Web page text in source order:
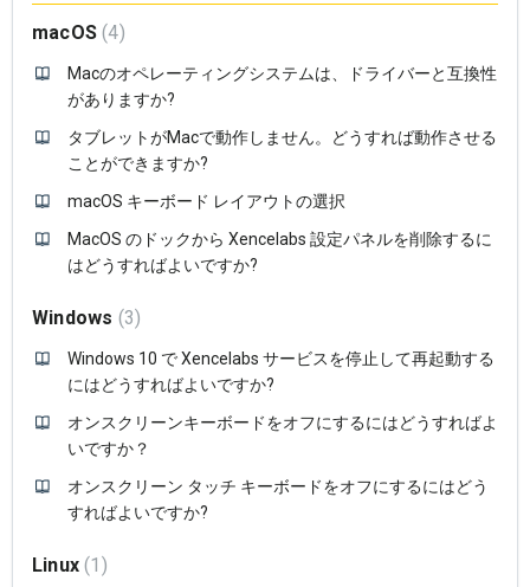
macOS 4
Macのオペレーティングシステムは、ドライバーと互換性
がありますか?
タブレットがMacで動作しません。どうすれば動作させる
ことができますか?
macOS キーボード レイアウトの選択
MacOS のドックから Xencelabs 設定パネルを削除するに
はどうすればよいですか?
Windows 3
Windows 10 で Xencelabs サービスを停止して再起動する
にはどうすればよいですか?
オンスクリーンキーボードをオフにするにはどうすればよ
いですか？
オンスクリーン タッチ キーボードをオフにするにはどう
すればよいですか?
Linux 1